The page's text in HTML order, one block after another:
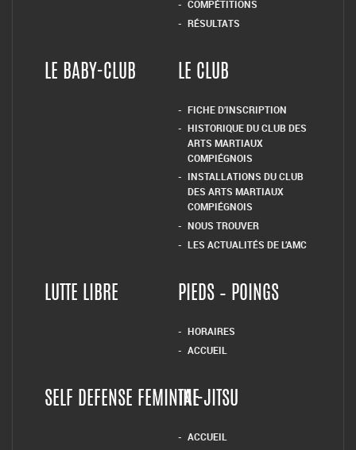
COMPÉTITIONS
RÉSULTATS
LE BABY-CLUB LE CLUB
FICHE D’INSCRIPTION
HISTORIQUE DU CLUB DES
ARTS MARTIAUX
COMPIÉGNOIS
INSTALLATIONS DU CLUB
DES ARTS MARTIAUX
COMPIÉGNOIS
NOUS TROUVER
LES ACTUALITÉS DE L’AMC
LUTTE LIBRE PIEDS – POINGS
HORAIRES
ACCUEIL
SELF DEFENSE FEMININETAI-JITSU
ACCUEIL